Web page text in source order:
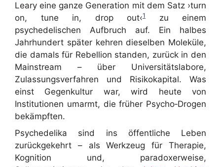
Leary eine ganze Generation mit dem Satz ›turn
on, tune in, drop out‹1
zu einem
psychedelischen Aufbruch auf. Ein halbes
Jahrhundert später kehren dieselben Moleküle,
die damals für Rebellion standen, zurück in den
Mainstream – über Universitätslabore,
Zulassungsverfahren und Risikokapital. Was
einst Gegenkultur war, wird heute von
Institutionen umarmt, die früher Psycho‑Drogen
bekämpften.
Psychedelika sind ins öffentliche Leben
zurückgekehrt – als Werkzeug für Therapie,
Kognition und, paradoxerweise,